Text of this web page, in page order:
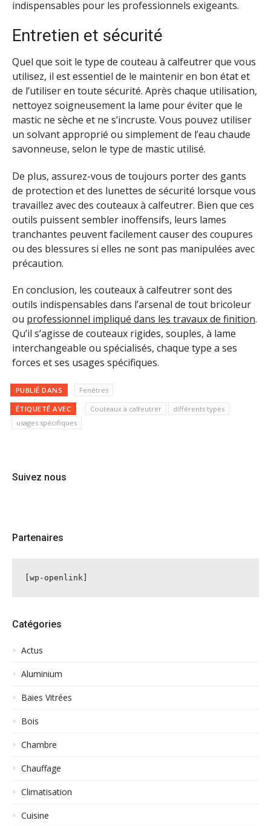
indispensables pour les professionnels exigeants.
Entretien et sécurité
Quel que soit le type de couteau à calfeutrer que vous
utilisez, il est essentiel de le maintenir en bon état et
de l’utiliser en toute sécurité. Après chaque utilisation,
nettoyez soigneusement la lame pour éviter que le
mastic ne sèche et ne s’incruste. Vous pouvez utiliser
un solvant approprié ou simplement de l’eau chaude
savonneuse, selon le type de mastic utilisé.
De plus, assurez-vous de toujours porter des gants
de protection et des lunettes de sécurité lorsque vous
travaillez avec des couteaux à calfeutrer. Bien que ces
outils puissent sembler inoffensifs, leurs lames
tranchantes peuvent facilement causer des coupures
ou des blessures si elles ne sont pas manipulées avec
précaution.
En conclusion, les couteaux à calfeutrer sont des
outils indispensables dans l’arsenal de tout bricoleur
ou professionnel impliqué dans les travaux de finition.
Qu’il s’agisse de couteaux rigides, souples, à lame
interchangeable ou spécialisés, chaque type a ses
forces et ses usages spécifiques.
PUBLIÉ DANS Fenêtres
ÉTIQUETÉ AVEC Couteaux à calfeutrer
différents types
usages spécifiques
Suivez nous
Partenaires
[wp-openlink]
Catégories
Actus
Aluminium
Baies Vitrées
Bois
Chambre
Chauffage
Climatisation
Cuisine